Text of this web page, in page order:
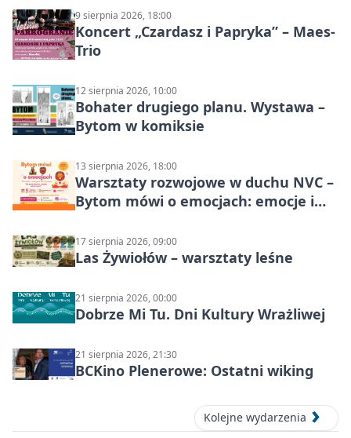
9 sierpnia 2026, 18:00
Koncert „Czardasz i Papryka” – Maes-
Trio
12 sierpnia 2026, 10:00
Bohater drugiego planu. Wystawa –
Bytom w komiksie
13 sierpnia 2026, 18:00
Warsztaty rozwojowe w duchu NVC –
Bytom mówi o emocjach: emocje i
17 sierpnia 2026, 09:00
Las Żywiołów – warsztaty leśne
21 sierpnia 2026, 00:00
Dobrze Mi Tu. Dni Kultury Wrażliwej
21 sierpnia 2026, 21:30
BCKino Plenerowe: Ostatni wiking
Kolejne wydarzenia